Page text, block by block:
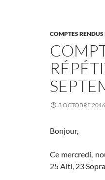
COMPTES
3 OCTOBRE 2016
Bonjour,
Ce mercredi,
25 Alti, 23